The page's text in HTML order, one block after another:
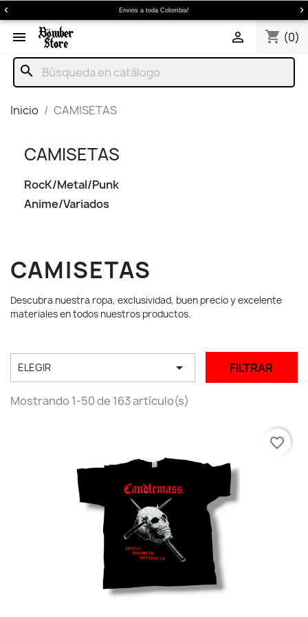
‹ Envios a toda Colombia! ›
 shopping_cart (0)

search
Inicio CAMISETAS
CAMISETAS
RocK/Metal/Punk
Anime/Variados
CAMISETAS
Descubra nuestra ropa, exclusividad, buen precio y excelente
materiales en todos nuestros productos.
ELEGIR  FILTRAR
Mostrando 1-50 de 163 artículo(s)
favorite_border